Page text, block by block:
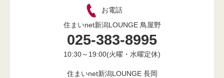
お電話
住まいnet新潟LOUNGE 鳥屋野
025-383-8995
10:30～19:00(火曜・水曜定休)
住まいnet新潟LOUNGE 長岡